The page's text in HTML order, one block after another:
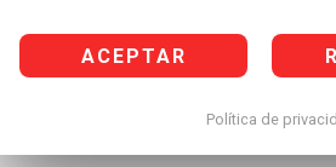
ACEPTAR
Política de